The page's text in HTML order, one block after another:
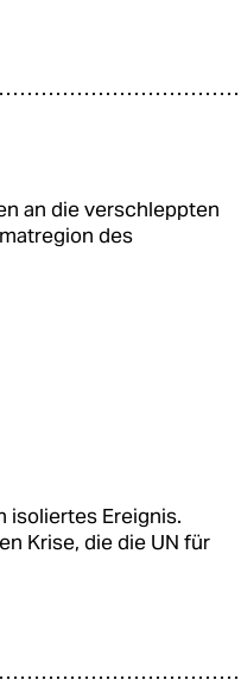
an die verschleppten
des
isoliertes Ereignis.
Krise, die die UN für